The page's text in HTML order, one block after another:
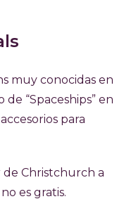
muy conocidas en
“Spaceships” en
para
de Christchurch a
es gratis.